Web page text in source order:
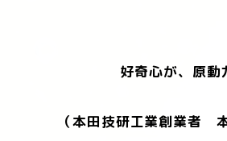
好奇心が、原動
（本田技研工業創業者